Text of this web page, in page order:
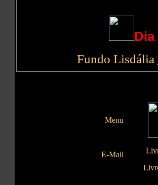
Dia
Fundo Lisdália
Menu
E-Mail